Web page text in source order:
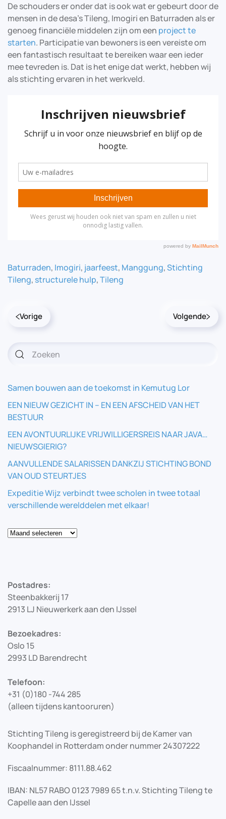
De schouders er onder dat is ook wat er gebeurt door de
mensen in de desa’s Tileng, Imogiri en Baturraden als er
genoeg financiële middelen zijn om een project te
starten. Participatie van bewoners is een vereiste om
een fantastisch resultaat te bereiken waar een ieder
mee tevreden is. Dat is het enige dat werkt, hebben wij
als stichting ervaren in het werkveld.
Baturraden, Imogiri, jaarfeest, Manggung,Stichting
Tileng, structurele hulp,Tileng
Vorige Volgende
Samen bouwen aan de toekomst in Kemutug Lor
EEN NIEUW GEZICHT IN – EN EEN AFSCHEID VAN HET
BESTUUR
EEN AVONTUURLIJKE VRIJWILLIGERSREIS NAAR JAVA…
NIEUWSGIERIG?
AANVULLENDE SALARISSEN DANKZIJ STICHTING BOND
VAN OUD STEURTJES
Expeditie Wijz verbindt twee scholen in twee totaal
verschillende werelddelen met elkaar!
Blog
Postadres:
Steenbakkerij 17
2913 LJ Nieuwerkerk aan den IJssel
Bezoekadres:
Oslo 15
2993 LD Barendrecht
Telefoon:
+31 (0)180 -744 285
(alleen tijdens kantooruren)
Stichting Tileng is geregistreerd bij de Kamer van
Koophandel in Rotterdam onder nummer 24307222
Fiscaalnummer: 8111.88.462
IBAN: NL57 RABO 0123 7989 65 t.n.v. Stichting Tileng te
Capelle aan den IJssel